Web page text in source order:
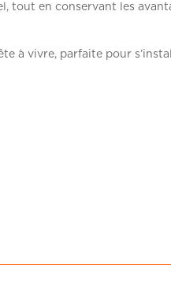
tout en conservant les
à vivre, parfaite pour